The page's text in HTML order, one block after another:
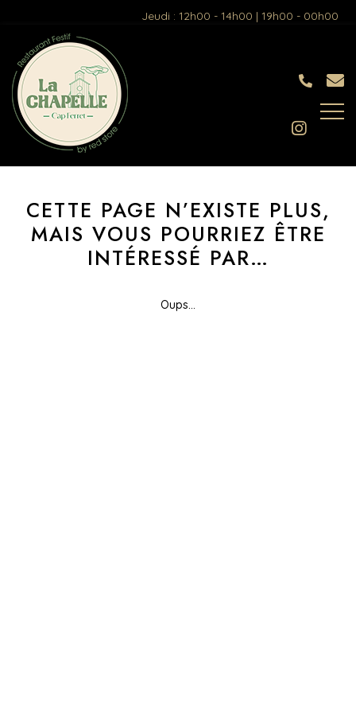
Jeudi : 12h00 - 14h00 | 19h00 - 00h00
CETTE PAGE N’EXISTE PLUS,
MAIS VOUS POURRIEZ ÊTRE
INTÉRESSÉ PAR…
Oups...